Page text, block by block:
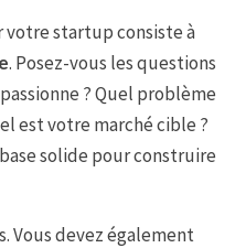
votre startup consiste à
. Posez-vous les questions
? Quel problème
est votre marché cible ?
solide pour construire
Vous devez également